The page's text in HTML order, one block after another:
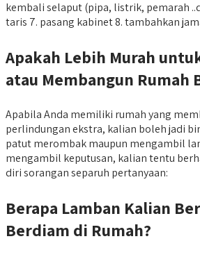
kembali selaput (pipa, listrik, pemarah
taris 7. pasang kabinet 8. tambahkan
Apakah Lebih Murah
atau Membangun Rumah
Apabila Anda memiliki rumah yang
perlindungan ekstra, kalian boleh jadi
patut merombak maupun mengambil
mengambil keputusan, kalian tentu
diri sorangan separuh pertanyaan:
Berapa Lamban Kalian
Berdiam di Rumah?